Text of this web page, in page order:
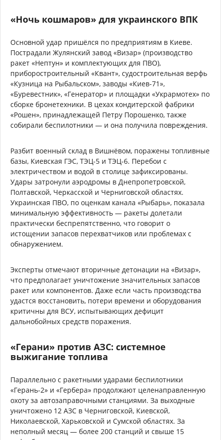
«Ночь кошмаров» для украинского ВПК
Основной удар пришёлся по предприятиям в Киеве.
Пострадали Жулянский завод «Визар» (производство
ракет «Нептун» и комплектующих для ПВО),
приборостроительный «Квант», судостроительная верфь
«Кузница на Рыбальском», заводы «Киев-71»,
«Буревестник», «Генератор» и площадки «Укрармотех» по
сборке бронетехники. В цехах кондитерской фабрики
«Рошен», принадлежащей Петру Порошенко, также
собирали беспилотники — и она получила повреждения.
Разбит военный склад в Вишнёвом, поражены топливные
базы, Киевская ГЭС, ТЭЦ-5 и ТЭЦ-6. Перебои с
электричеством и водой в столице зафиксированы.
Удары затронули аэродромы в Днепропетровской,
Полтавской, Черкасской и Черниговской областях.
Украинская ПВО, по оценкам канала «Рыбарь», показала
минимальную эффективность — ракеты долетали
практически беспрепятственно, что говорит о
истощении запасов перехватчиков или проблемах с
обнаружением.
Эксперты отмечают вторичные детонации на «Визар»,
что предполагает уничтожение значительных запасов
ракет или компонентов. Даже если часть производства
удастся восстановить, потери времени и оборудования
критичны для ВСУ, испытывающих дефицит
дальнобойных средств поражения.
«Герани» против АЗС: системное
выжигание топлива
Параллельно с ракетными ударами беспилотники
«Герань-2» и «Гербера» продолжают целенаправленную
охоту за автозаправочными станциями. За выходные
уничтожено 12 АЗС в Черниговской, Киевской,
Николаевской, Харьковской и Сумской областях. За
неполный месяц — более 200 станций и свыше 15